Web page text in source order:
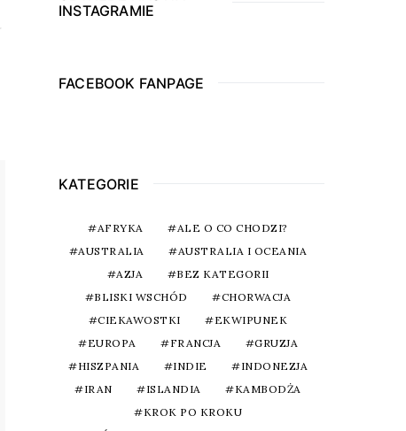
INSTAGRAMIE
FACEBOOK FANPAGE
KATEGORIE
AFRYKA
ALE O CO CHODZI?
AUSTRALIA
AUSTRALIA I OCEANIA
AZJA
BEZ KATEGORII
BLISKI WSCHÓD
CHORWACJA
CIEKAWOSTKI
EKWIPUNEK
EUROPA
FRANCJA
GRUZJA
HISZPANIA
INDIE
INDONEZJA
IRAN
ISLANDIA
KAMBODŻA
KROK PO KROKU